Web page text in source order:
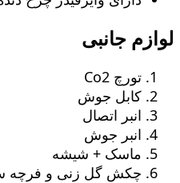
لوازم جانبی
تورچ Co2
کابل جوش
انبر اتصال
انبر جوش
ماسک + شیشه
چکش گل زنی و ﻓﺮچه